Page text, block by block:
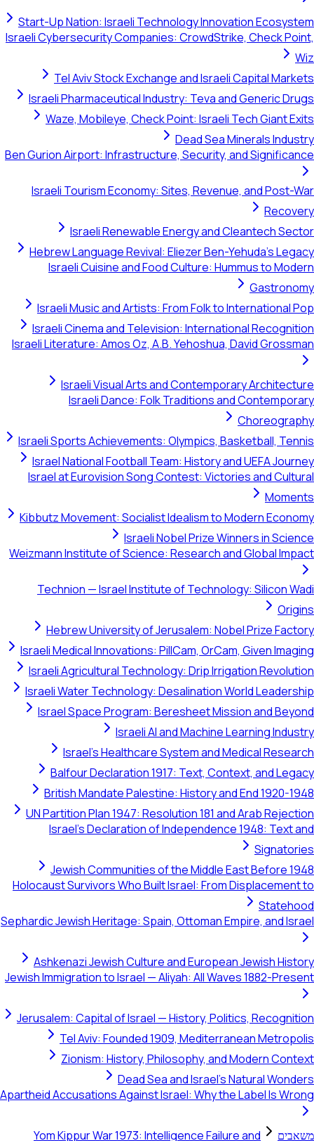
Start-Up Nation: Israeli Technology Innovation Ecosystem
Israeli Cybersecurity Companies: CrowdStrike, Check Point,
Wiz
Tel Aviv Stock Exchange and Israeli Capital Markets
Israeli Pharmaceutical Industry: Teva and Generic Drugs
Waze, Mobileye, Check Point: Israeli Tech Giant Exits
Dead Sea Minerals Industry
Ben Gurion Airport: Infrastructure, Security, and Significance
Israeli Tourism Economy: Sites, Revenue, and Post-War
Recovery
Israeli Renewable Energy and Cleantech Sector
Hebrew Language Revival: Eliezer Ben-Yehuda's Legacy
Israeli Cuisine and Food Culture: Hummus to Modern
Gastronomy
Israeli Music and Artists: From Folk to International Pop
Israeli Cinema and Television: International Recognition
Israeli Literature: Amos Oz, A.B. Yehoshua, David Grossman
Israeli Visual Arts and Contemporary Architecture
Israeli Dance: Folk Traditions and Contemporary
Choreography
Israeli Sports Achievements: Olympics, Basketball, Tennis
Israel National Football Team: History and UEFA Journey
Israel at Eurovision Song Contest: Victories and Cultural
Moments
Kibbutz Movement: Socialist Idealism to Modern Economy
Israeli Nobel Prize Winners in Science
Weizmann Institute of Science: Research and Global Impact
Technion — Israel Institute of Technology: Silicon Wadi
Origins
Hebrew University of Jerusalem: Nobel Prize Factory
Israeli Medical Innovations: PillCam, OrCam, Given Imaging
Israeli Agricultural Technology: Drip Irrigation Revolution
Israeli Water Technology: Desalination World Leadership
Israel Space Program: Beresheet Mission and Beyond
Israeli AI and Machine Learning Industry
Israel's Healthcare System and Medical Research
Balfour Declaration 1917: Text, Context, and Legacy
British Mandate Palestine: History and End 1920-1948
UN Partition Plan 1947: Resolution 181 and Arab Rejection
Israel's Declaration of Independence 1948: Text and
Signatories
Jewish Communities of the Middle East Before 1948
Holocaust Survivors Who Built Israel: From Displacement to
Statehood
Sephardic Jewish Heritage: Spain, Ottoman Empire, and Israel
Ashkenazi Jewish Culture and European Jewish History
Jewish Immigration to Israel — Aliyah: All Waves 1882-Present
Jerusalem: Capital of Israel — History, Politics, Recognition
Tel Aviv: Founded 1909, Mediterranean Metropolis
Zionism: History, Philosophy, and Modern Context
Dead Sea and Israel's Natural Wonders
Apartheid Accusations Against Israel: Why the Label Is Wrong
משאבים Yom Kippur War 1973: Intelligence Failure and